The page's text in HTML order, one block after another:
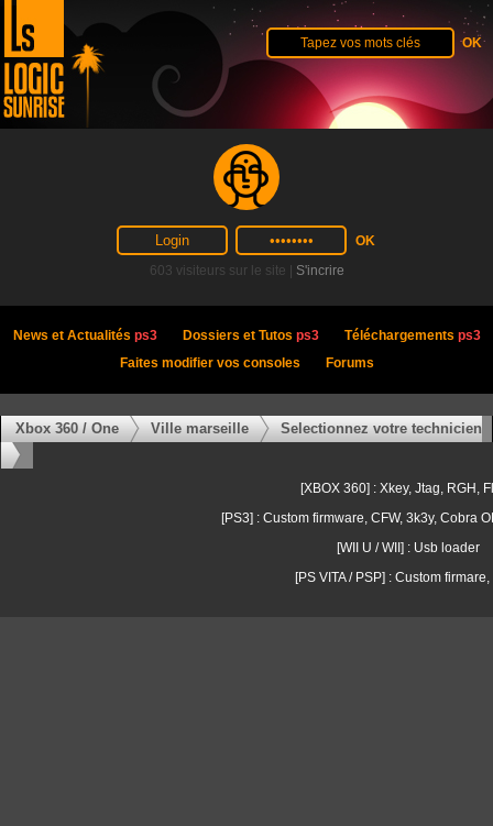
603 visiteurs sur le site | S'incrire
News et Actualités ps3 Dossiers et Tutos ps3 Téléchargements ps3
Faites modifier vos consoles
Forums
Xbox 360 / One Ville marseille Selectionnez votre technicien
[XBOX 360] : Xkey, Jtag, RGH,
[PS3] : Custom firmware, CFW, 3k3y, Cobra
[WII U / WII] : Usb loader
[PS VITA / PSP] : Custom firmare,